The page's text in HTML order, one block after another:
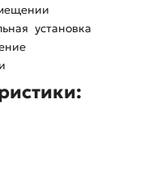
установка